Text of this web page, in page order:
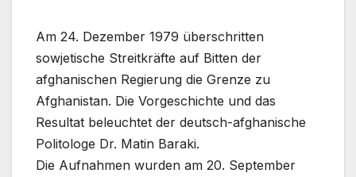
Am 24. Dezember 1979 überschritten
sowjetische Streitkräfte auf Bitten der
afghanischen Regierung die Grenze zu
Afghanistan. Die Vorgeschichte und das
Resultat beleuchtet der deutsch-afghanische
Politologe Dr. Matin Baraki.
Die Aufnahmen wurden am 20. September